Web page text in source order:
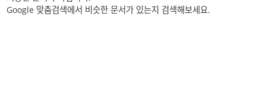
Google 맞춤검색에서 비슷한 문서가 있는지 검색해보세요.